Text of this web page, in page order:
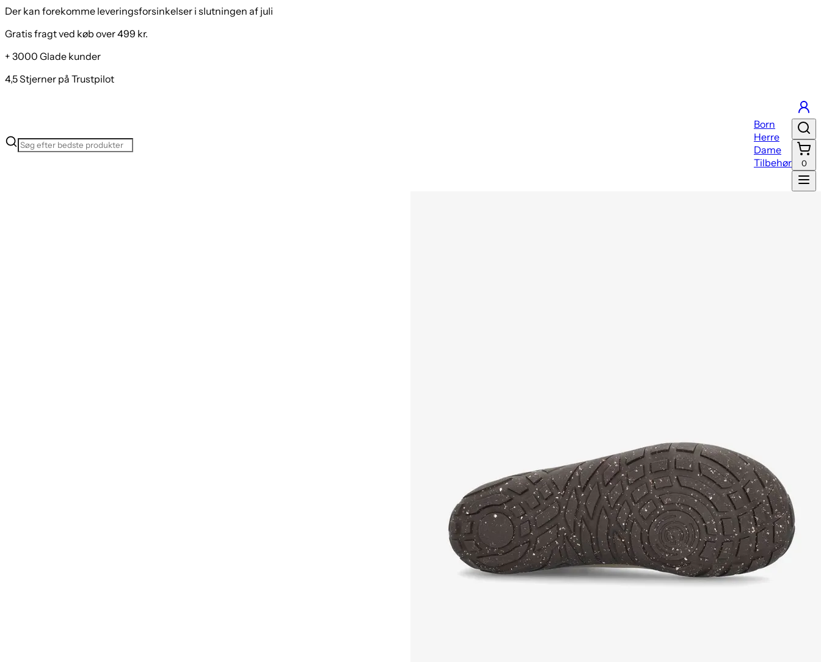
Der kan forekomme leveringsforsinkelser i slutningen af juli
Gratis fragt ved køb over 499 kr.
+ 3000 Glade kunder
4,5 Stjerner på Trustpilot
Born
Herre
Dame
Tilbehør
0
Groundies All Terrain High 2.0 Women Støvler